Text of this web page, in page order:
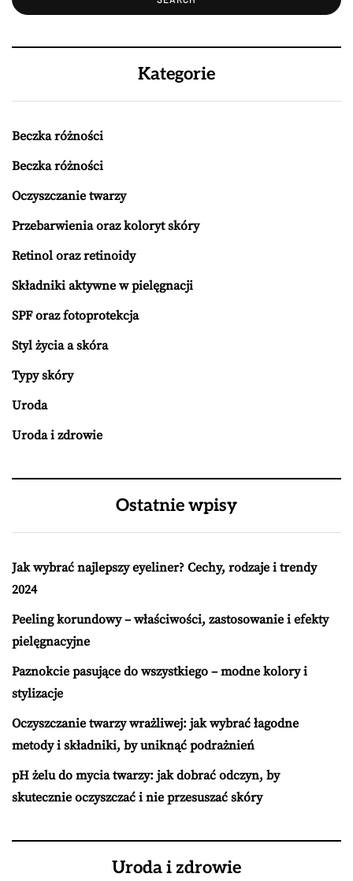
Kategorie
Beczka różności
Beczka różności
Oczyszczanie twarzy
Przebarwienia oraz koloryt skóry
Retinol oraz retinoidy
Składniki aktywne w pielęgnacji
SPF oraz fotoprotekcja
Styl życia a skóra
Typy skóry
Uroda
Uroda i zdrowie
Ostatnie wpisy
Jak wybrać najlepszy eyeliner? Cechy, rodzaje i trendy
2024
Peeling korundowy – właściwości, zastosowanie i efekty
pielęgnacyjne
Paznokcie pasujące do wszystkiego – modne kolory i
stylizacje
Oczyszczanie twarzy wrażliwej: jak wybrać łagodne
metody i składniki, by uniknąć podrażnień
pH żelu do mycia twarzy: jak dobrać odczyn, by
skutecznie oczyszczać i nie przesuszać skóry
Uroda i zdrowie